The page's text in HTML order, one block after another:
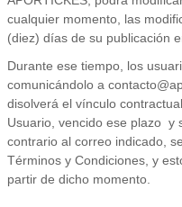
cualquier momento, las
(diez) días de su publicación
Durante ese tiempo, los
comunicándolo a
disolverá el vínculo
Usuario, vencido ese plazo y
contrario al correo indicado,
Términos y Condiciones, y
partir de dicho momento.